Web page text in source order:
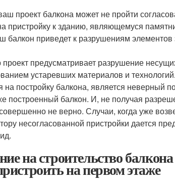
проект балкона может не пройти
пристройку к зданию, являющемуся
балкон приведет к разрушениям элементов
предусматривает разрушение
устаревших материалов и технологий.
постройку балкона, является неверный
построенный балкон. И, не получая
не верно. Случаи, когда уже
несогласованной пристройки дается
на строительство
на первом этаже